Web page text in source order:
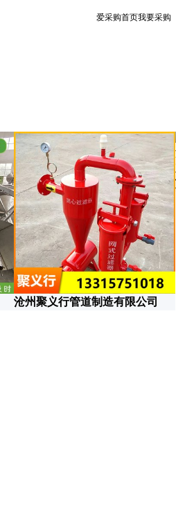
爱采购首页我要采购
沧州聚义行管道制造有限公司